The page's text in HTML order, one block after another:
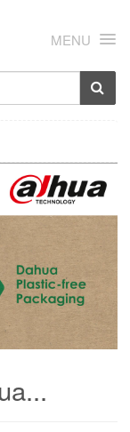
MENU